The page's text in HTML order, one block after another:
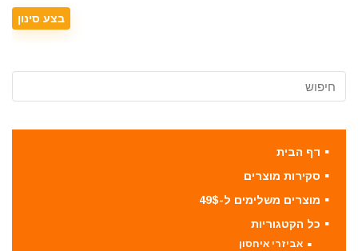
דף הבית
סקירות מוצרים
מוצרים משלימים ל-49$
כל הקטגוריות
אביזרי איחסון